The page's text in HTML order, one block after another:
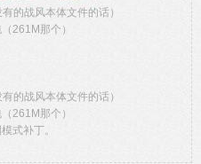
的战风本体文件的话）
261M那个）
的战风本体文件的话）
261M那个）
式补丁。